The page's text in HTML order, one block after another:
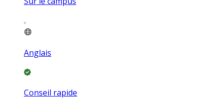
Anglais
Conseil rapide